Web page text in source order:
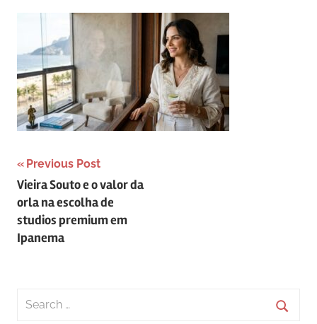
Navegação
de
Post
Previous Post
Vieira Souto e o valor da
orla na escolha de
studios premium em
Ipanema
Search